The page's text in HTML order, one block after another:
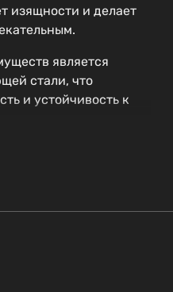
изящности и делает
является
стали, что
и устойчивость к
W0, вы можете быть
при этом
смесителя